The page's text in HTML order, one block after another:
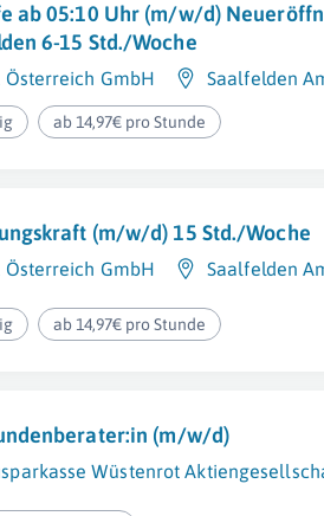
ab 05:10 Uhr (m/w/d)
6-15 Std./Woche
Österreich GmbH Saalfelden
ab 14,97€ pro Stunde
(m/w/d) 15 Std./Woche
Österreich GmbH Saalfelden
ab 14,97€ pro Stunde
(m/w/d)
Wüstenrot